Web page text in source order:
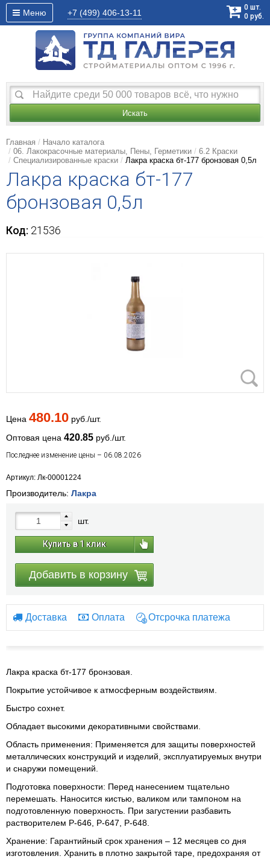
Меню +7 (499) 406-13-11
0 шт.
0 руб.
Искать
Главная
Начало каталога
06. Лакокрасочные материалы, Пены, Герметики
6.2 Краски
Специализированные краски
Лакра краска бт-177 бронзовая 0,5л
Лакра краска бт-177
бронзовая 0,5л
Код: 21536
Цена 480.10 руб./шт.
Оптовая цена 420.85 руб./шт.
Последнее изменение цены – 06.08.2026
Артикул: Лк-00001224
Производитель: Лакра
шт.
Купить в 1 клик
Добавить в корзину
Доставка Оплата Отсрочка платежа
Лакра краска бт-177 бронзовая.
Покрытие устойчивое к атмосферным воздействиям.
Быстро сохнет.
Обладает высокими декоративными свойствами.
Область применения: Применяется для защиты поверхностей
металлических конструкций и изделий, эксплуатируемых внутри
и снаружи помещений.
Подготовка поверхности: Перед нанесением тщательно
перемешать. Наносится кистью, валиком или тампоном на
подготовленную поверхность. При загустении разбавить
растворителем Р-646, Р-647, Р-648.
Хранение: Гарантийный срок хранения – 12 месяцев со дня
изготовления. Хранить в плотно закрытой таре, предохраняя от